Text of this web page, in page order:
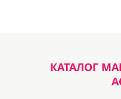
КАТАЛОГ